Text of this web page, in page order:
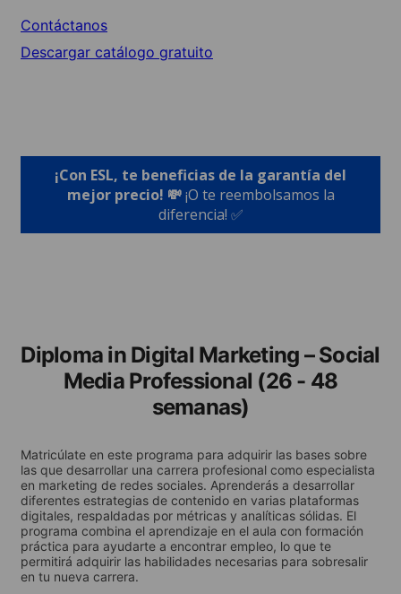
Contáctanos
Descargar catálogo gratuito
¡Con ESL, te beneficias de la garantía del
mejor precio! 💸¡O te reembolsamos la
diferencia! ✅
Diploma in Digital Marketing – Social
Media Professional (26 - 48
semanas)
Matricúlate en este programa para adquirir las bases sobre
las que desarrollar una carrera profesional como especialista
en marketing de redes sociales. Aprenderás a desarrollar
diferentes estrategias de contenido en varias plataformas
digitales, respaldadas por métricas y analíticas sólidas. El
programa combina el aprendizaje en el aula con formación
práctica para ayudarte a encontrar empleo, lo que te
permitirá adquirir las habilidades necesarias para sobresalir
en tu nueva carrera.